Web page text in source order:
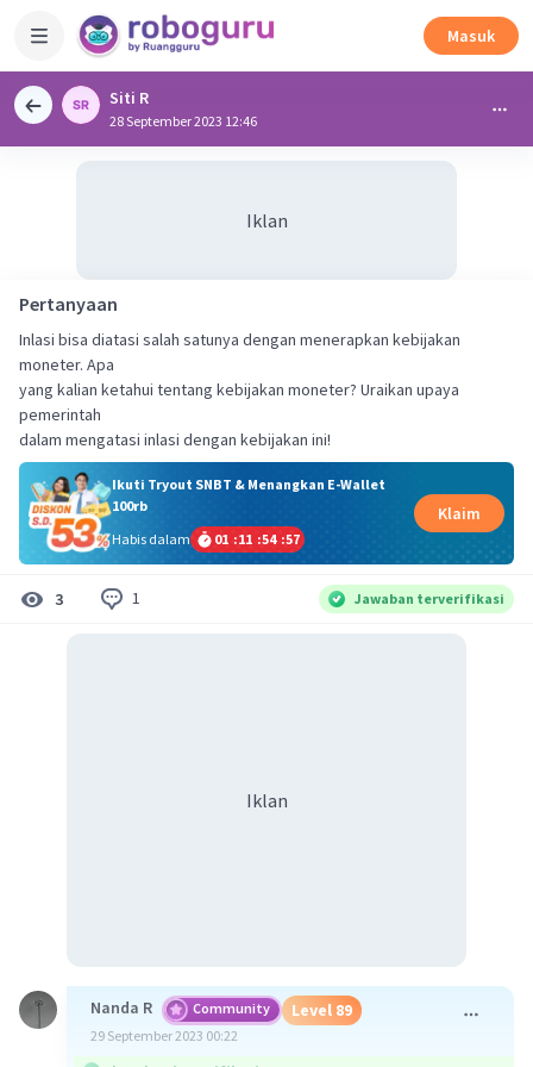
Masuk
Siti R
28 September 2023 12:46
Iklan
Pertanyaan
Inlasi bisa diatasi salah satunya dengan menerapkan kebijakan
moneter. Apa
yang kalian ketahui tentang kebijakan moneter? Uraikan upaya
pemerintah
dalam mengatasi inlasi dengan kebijakan ini!
Ikuti Tryout SNBT & Menangkan E-Wallet
100rb
Habis dalam
01 :11 :54 :56
Klaim
3 1 Jawaban terverifikasi
Iklan
Nanda R Community Level 89
29 September 2023 00:22